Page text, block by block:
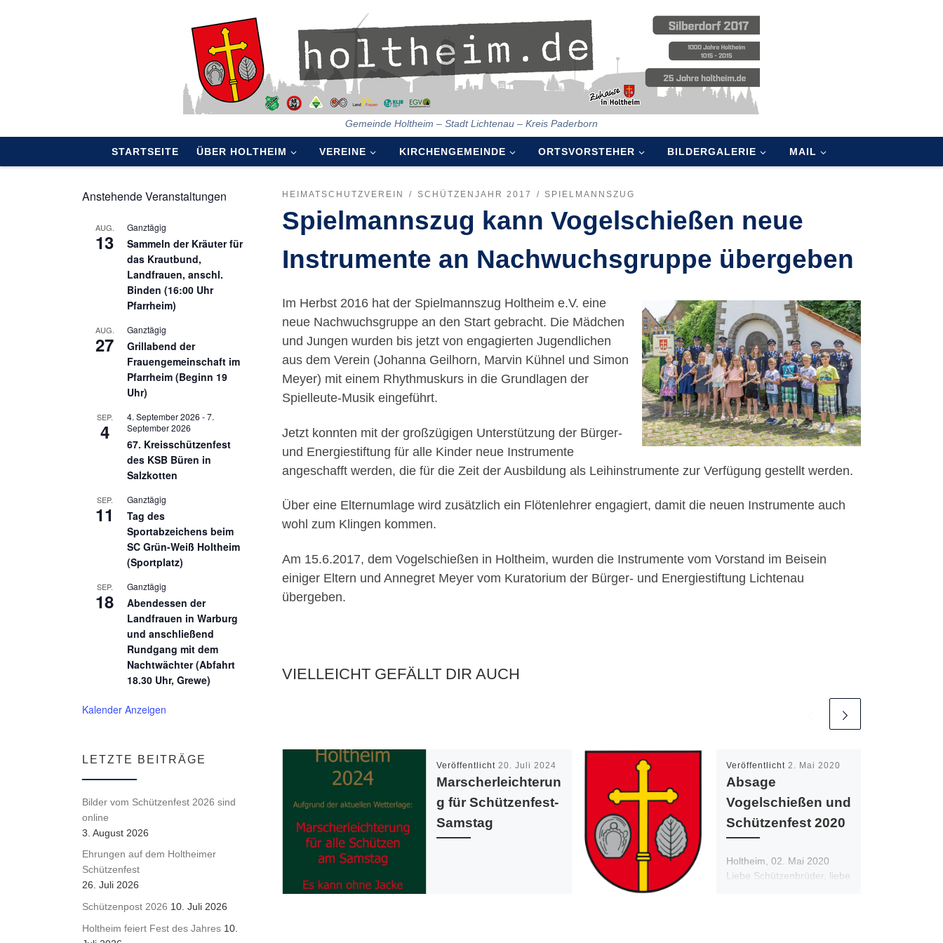
Gemeinde Holtheim – Stadt Lichtenau – Kreis Paderborn
STARTSEITE ÜBER HOLTHEIM VEREINE KIRCHENGEMEINDE ORTSVORSTEHER BILDERGALERIE MAIL
HEIMATSCHUTZVEREIN SCHÜTZENJAHR 2017 SPIELMANNSZUG
Spielmannszug kann Vogelschießen neue
Instrumente an Nachwuchsgruppe übergeben
Im Herbst 2016 hat der Spielmannszug Holtheim e.V. eine
neue Nachwuchsgruppe an den Start gebracht. Die Mädchen
und Jungen wurden bis jetzt von engagierten Jugendlichen
aus dem Verein (Johanna Geilhorn, Marvin Kühnel und Simon
Meyer) mit einem Rhythmuskurs in die Grundlagen der
Spielleute-Musik eingeführt.
Jetzt konnten mit der großzügigen Unterstützung der Bürger-
und Energiestiftung für alle Kinder neue Instrumente
angeschafft werden, die für die Zeit der Ausbildung als Leihinstrumente zur Verfügung gestellt werden.
Über eine Elternumlage wird zusätzlich ein Flötenlehrer engagiert, damit die neuen Instrumente auch
wohl zum Klingen kommen.
Am 15.6.2017, dem Vogelschießen in Holtheim, wurden die Instrumente vom Vorstand im Beisein
einiger Eltern und Annegret Meyer vom Kuratorium der Bürger- und Energiestiftung Lichtenau
übergeben.
VIELLEICHT GEFÄLLT DIR AUCH
Veröffentlicht20. Juli 2024
Marscherleichterun
g für Schützenfest-
Samstag
Veröffentlicht 2. Mai 2020
Absage
Vogelschießen und
Schützenfest 2020
Holtheim, 02. Mai 2020
Liebe Schützenbrüder, liebe
Anstehende Veranstaltungen
AUG.
13
Ganztägig
Sammeln der Kräuter für
das Krautbund,
Landfrauen, anschl.
Binden (16:00 Uhr
Pfarrheim)
AUG.
27
Ganztägig
Grillabend der
Frauengemeinschaft im
Pfarrheim (Beginn 19
Uhr)
SEP.
4
4. September 2026 -7.
September 2026
67. Kreisschützenfest
des KSB Büren in
Salzkotten
SEP.
11
Ganztägig
Tag des
Sportabzeichens beim
SC Grün-Weiß Holtheim
(Sportplatz)
SEP.
18
Ganztägig
Abendessen der
Landfrauen in Warburg
und anschließend
Rundgang mit dem
Nachtwächter (Abfahrt
18.30 Uhr, Grewe)
Kalender Anzeigen
LETZTE BEITRÄGE
Bilder vom Schützenfest 2026 sind
online
3. August 2026
Ehrungen auf dem Holtheimer
Schützenfest
26. Juli 2026
Schützenpost 2026 10. Juli 2026
Holtheim feiert Fest des Jahres 10.